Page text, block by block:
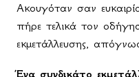
Ακουγόταν σαν
πήρε τελικά τον
εκμετάλλευσης,
Ένα συνδικάτο